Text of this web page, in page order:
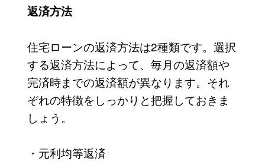
返済方法
住宅ローンの返済方法は2種類です。選択
する返済方法によって、毎月の返済額や
完済時までの返済額が異なります。それ
ぞれの特徴をしっかりと把握しておきま
しょう。
・元利均等返済